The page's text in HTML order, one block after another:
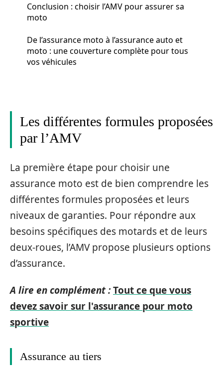
Conclusion : choisir l’AMV pour assurer sa
moto
De l’assurance moto à l’assurance auto et
moto : une couverture complète pour tous
vos véhicules
Les différentes formules proposées
par l’AMV
La première étape pour choisir une
assurance moto est de bien comprendre les
différentes formules proposées et leurs
niveaux de garanties. Pour répondre aux
besoins spécifiques des motards et de leurs
deux-roues, l’AMV propose plusieurs options
d’assurance.
A lire en complément :Tout ce que vous
devez savoir sur l'assurance pour moto
sportive
Assurance au tiers